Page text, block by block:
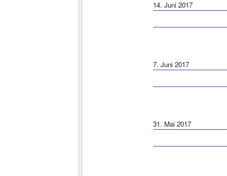
14. Juni 2017
7. Juni 2017
31. Mai 2017